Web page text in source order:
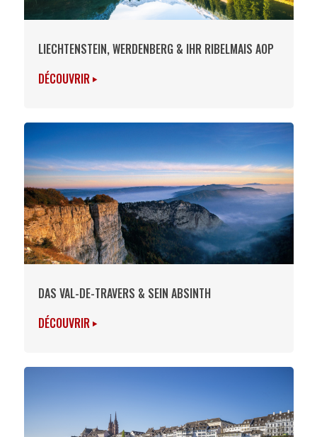
LIECHTENSTEIN, WERDENBERG & IHR RIBELMAIS AOP
DÉCOUVRIR
DAS VAL-DE-TRAVERS & SEIN ABSINTH
DÉCOUVRIR